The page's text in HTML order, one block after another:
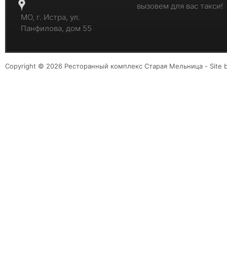
МО, г. Истра, ул.
Панфилова, дом 55
вызовем для вас такси!
Copyright © 2026 Ресторанный комплекс Старая Мельница - Site